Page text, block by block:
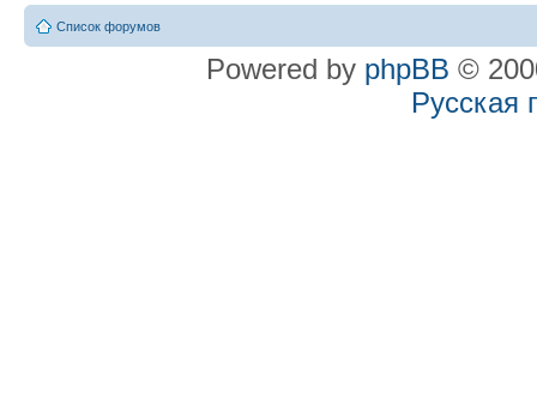
Список форумов
Powered by phpBB ©
Русская